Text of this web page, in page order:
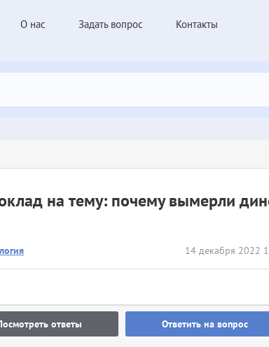
О нас Задать вопрос Контакты
14 декабря 2022
на тему: почему вымерли
ответы Ответить на вопрос